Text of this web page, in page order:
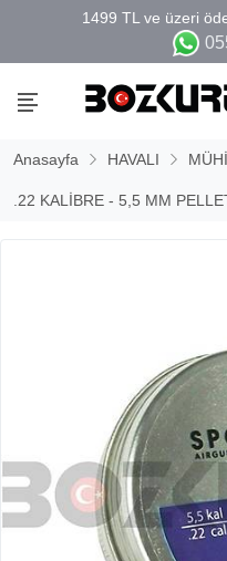
Anasayfa HAVALI
.22 KALİBRE - 5,5 MM